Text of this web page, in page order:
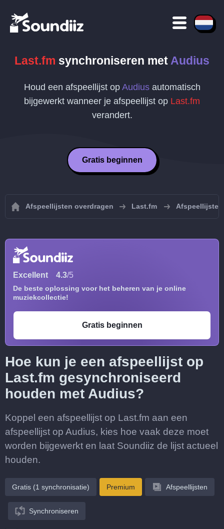
Last.fm synchroniseren met Audius
Houd een afspeellijst op Audiusautomatisch
bijgewerkt wanneer je afspeellijst op Last.fm
verandert.
Gratis beginnen
Afspeellijsten overdragen Last.fm
Excellent 4.3/5
De beste oplossing voor het beheren van je online
muziekcollectie!
Gratis beginnen
Hoe kun je een afspeellijst op
Last.fm gesynchroniseerd
houden met Audius?
Koppel een afspeellijst op Last.fm aan een
afspeellijst op Audius, kies hoe vaak deze moet
worden bijgewerkt en laat Soundiiz de lijst actueel
houden.
Gratis (1 synchronisatie) Premium Afspeellijsten
Synchroniseren